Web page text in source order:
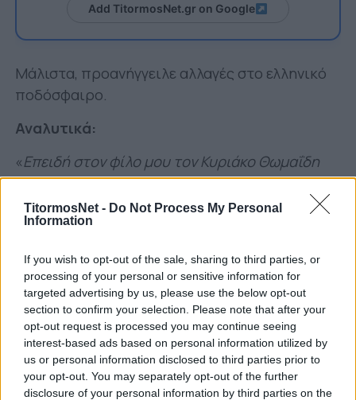
TitormosNet - Do Not Process My Personal
Information
If you wish to opt-out of the sale, sharing to third parties, or
processing of your personal or sensitive information for
targeted advertising by us, please use the below opt-out
section to confirm your selection. Please note that after your
opt-out request is processed you may continue seeing
interest-based ads based on personal information utilized by
us or personal information disclosed to third parties prior to
your opt-out. You may separately opt-out of the further
disclosure of your personal information by third parties on the
Add TitormosNet.gr on Google
Μάλιστα, προανήγγειλε αλλαγές στο ελληνικό
ποδόσφαιρο.
Αναλυτικά:
«Επειδή στον φίλο μου τον Κυριάκο Θωμαΐδη
αρέσουν πολύ τα κουίζ, θα του πρότεινα να
βάλει ένα ακόμα προς τον πρώην φίλο μου
Γιάννη, τον Πρίτσα και τον Καρυπίδη.
Η κότα έκανε το αβγό ή το αβγό την κότα;
Καλό θα ήταν πάντως πριν μπούνε στη
διαδικασία να απαντήσουν, να
συνειδητοποιήσουντι συνέβητο προηγούμενο
διάστημα στο Ελληνικό ποδόσφαιροκαι το
σημαντικότερο το τι έρχεται.